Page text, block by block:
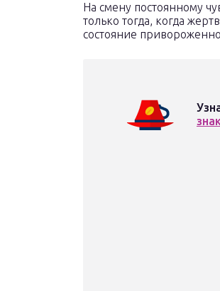
На смену постоянному
только тогда, когда
состояние